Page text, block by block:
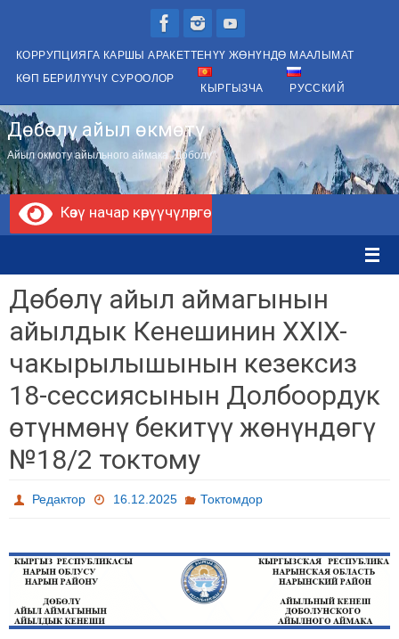
content
КОРРУПЦИЯГА КАРШЫ АРАКЕТТЕНҮҮ ЖӨНҮНДӨ МААЛЫМАТ
КӨП БЕРИЛҮҮЧҮ СУРООЛОР
КЫРГЫЗЧА РУССКИЙ
Дөбөлү айыл өкмөтү
Айыл окмоту айыльного аймака "Доболу"
Көзү начар көрүүчүлөргө
Дөбөлү айыл аймагынын
айылдык Кенешинин XXIX-
чакырылышынын кезексиз
18-сессиясынын Долбоордук
өтүнмөнү бекитүү жөнүндөгү
№18/2 токтому
Редактор 16.12.2025 Токтомдор